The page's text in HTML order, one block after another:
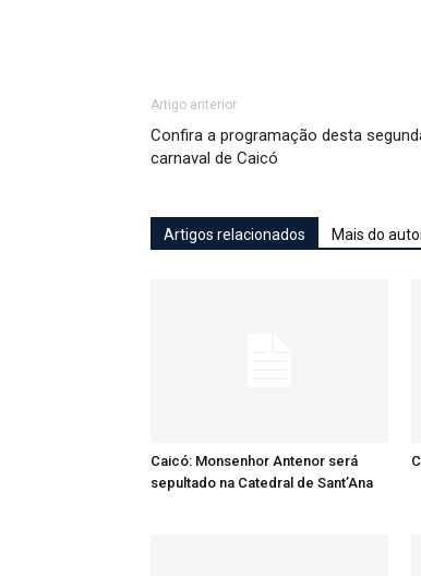
Artigo anterior
Confira a programação desta
carnaval de Caicó
Artigos relacionados Mais do
Caicó: Monsenhor Antenor será
sepultado na Catedral de Sant’Ana